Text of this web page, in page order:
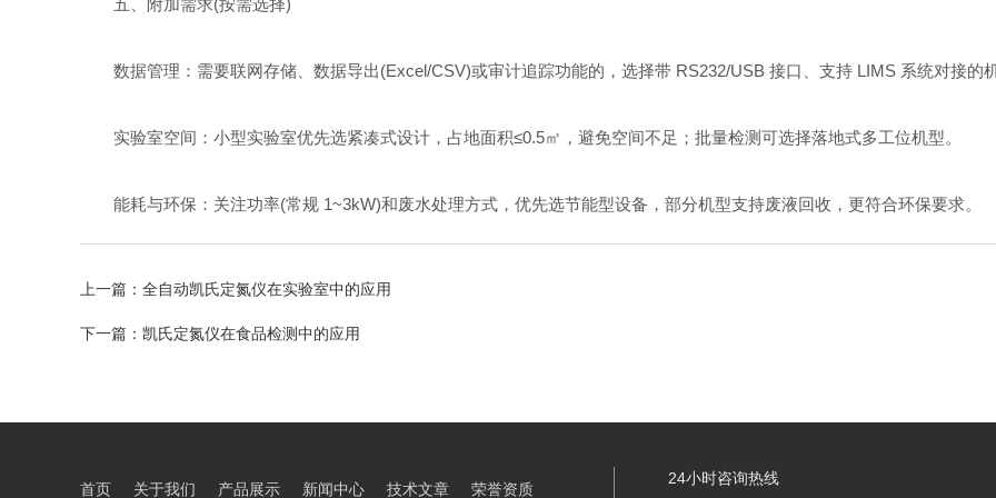
五、附加需求(按需选择)
数据管理：需要联网存储、数据导出(Excel/CSV)或审计追踪功能的，选择带 RS232/USB 接口、支持 LIMS 系统对接的
实验室空间：小型实验室优先选紧凑式设计，占地面积≤0.5㎡，避免空间不足；批量检测可选择落地式多工位机型。
能耗与环保：关注功率(常规 1~3kW)和废水处理方式，优先选节能型设备，部分机型支持废液回收，更符合环保要求。
上一篇： 全自动凯氏定氮仪在实验室中的应用
下一篇： 凯氏定氮仪在食品检测中的应用
首页 关于我们 产品展示 新闻中心 技术文章 荣誉资质
24小时咨询热线